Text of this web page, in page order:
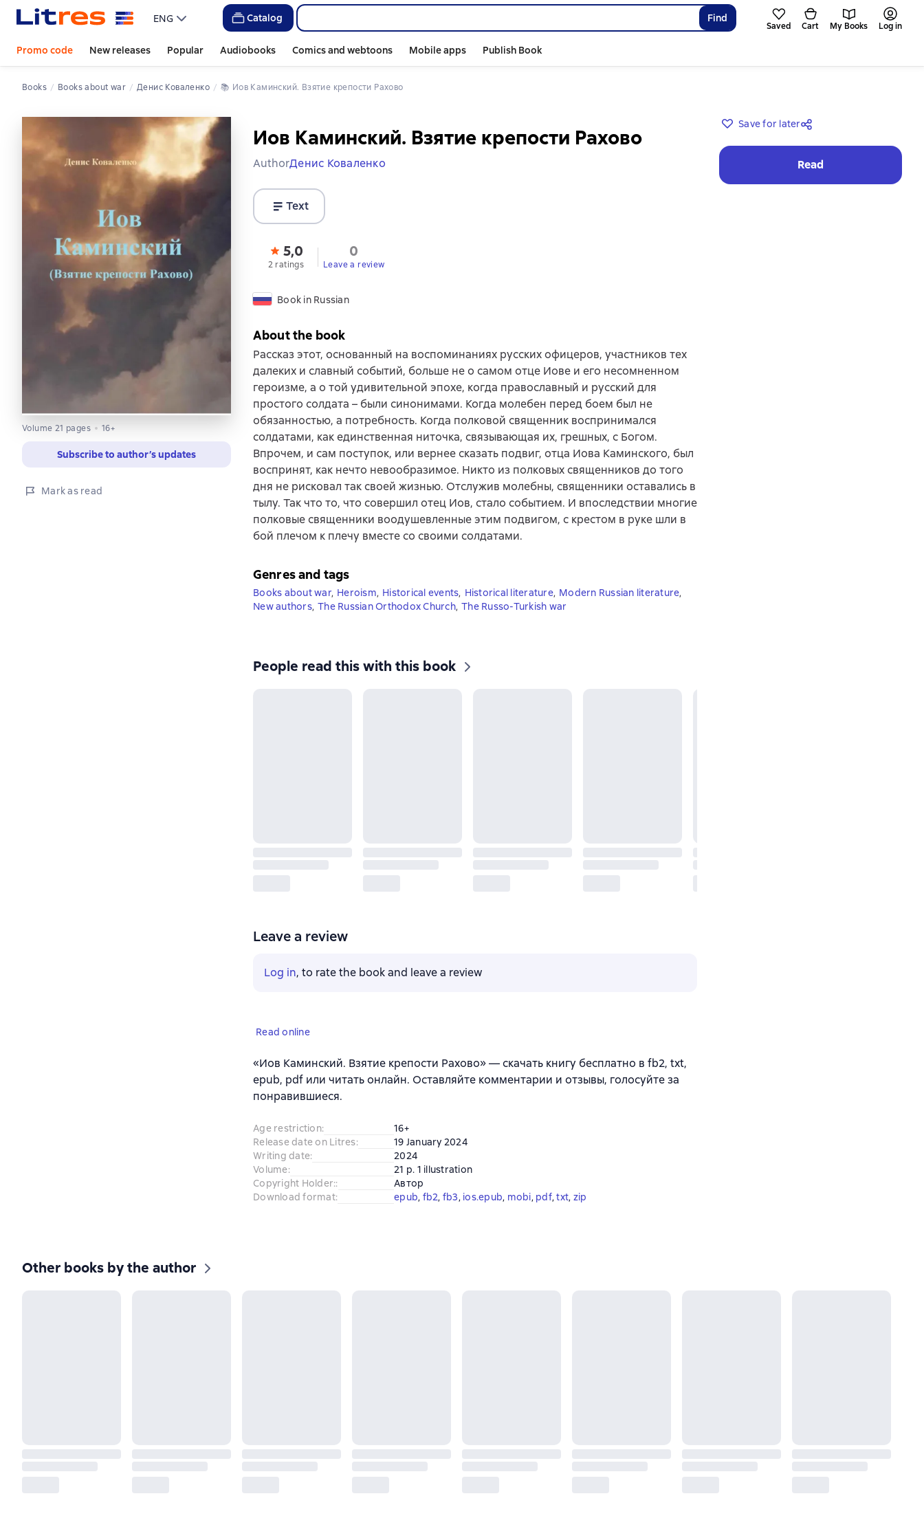
ENG Catalog Find
Saved Cart My Books Log in
Promo code New releases Popular Audiobooks Comics and webtoons Mobile apps Publish Book
Books Books about war Денис Коваленко 📚 Иов Каминский. Взятие крепости Рахово
Volume 21 pages 16+
Subscribe to author’s updates
Mark as read
Иов Каминский. Взятие крепости Рахово
AuthorДенис Коваленко
Text
5,0
2 ratings
0
Leave a review
Book in Russian
Save for later
Read
About the book
Рассказ этот, основанный на воспоминаниях русских офицеров, участников тех
далеких и славный событий, больше не о самом отце Иове и его несомненном
героизме, а о той удивительной эпохе, когда православный и русский для
простого солдата – были синонимами. Когда молебен перед боем был не
обязанностью, а потребность. Когда полковой священник воспринимался
солдатами, как единственная ниточка, связывающая их, грешных, с Богом.
Впрочем, и сам поступок, или вернее сказать подвиг, отца Иова Каминского, был
воспринят, как нечто невообразимое. Никто из полковых священников до того
дня не рисковал так своей жизнью. Отслужив молебны, священники оставались в
тылу. Так что то, что совершил отец Иов, стало событием. И впоследствии многие
полковые священники воодушевленные этим подвигом, с крестом в руке шли в
бой плечом к плечу вместе со своими солдатами.
Genres and tags
Books about war, Heroism, Historical events, Historical literature, Modern Russian literature,
New authors, The Russian Orthodox Church, The Russo-Turkish war
People read this with this book
Leave a review
Log in, to rate the book and leave a review
Read online
«Иов Каминский. Взятие крепости Рахово» — скачать книгу бесплатно в fb2, txt,
epub, pdf или читать онлайн. Оставляйте комментарии и отзывы, голосуйте за
понравившиеся.
Age restriction:
16+
Release date on Litres:
19 January 2024
Writing date:
2024
Volume:
21 p. 1 illustration
Copyright Holder::
Автор
Download format: epub, fb2, fb3, ios.epub, mobi, pdf, txt, zip
Other books by the author